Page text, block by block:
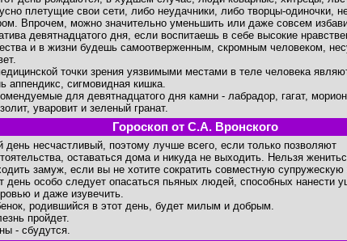
плетущие свои сети, либо неудачники, либо творцы-одиночки,
Впрочем, можно значительно уменьшить или даже совсем
девятнадцатого дня, если воспитаешь в себе высокие
и в жизни будешь самоотверженным, скромным человеком,
точки зрения уязвимыми местами в теле человека
аппендикс, сигмовидная кишка.
для девятнадцатого дня камни - лабрадор, гагат,
уваровит и зеленый гранат.
Гороскоп от С.А. Вронского
день несчастливый, поэтому лучше всего, если только позволяют
оставаться дома и никуда не выходить. Нельзя
замуж, если вы не хотите сократить совместную
день особо следует опасаться пьяных людей, способных нанести
и даже изувечить.
родившийся в этот день, будет милым и добрым.
пройдет.
- сбудутся.